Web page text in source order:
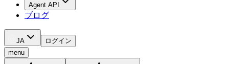
Agent API
ブログ
JA
ログイン
menu